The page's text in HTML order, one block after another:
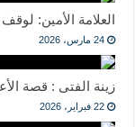
العلامة الأمين:
24 مارس، 2026
زينة الفتى : قصة
22 فبراير، 2026